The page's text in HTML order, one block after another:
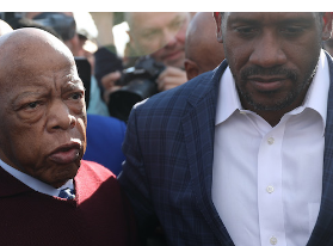
Altrecose
Mondiali calcio 2026